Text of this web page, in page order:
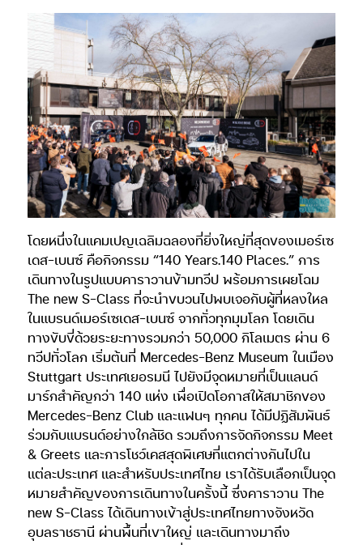
โดยหนึ่งในแคมเปญเฉลิมฉลองที่ยิ่งใหญ่ที่สุดของเมอร์เซ
เดส-เบนซ์ คือกิจกรรม “140 Years.140 Places.” การ
เดินทางในรูปแบบคาราวานข้ามทวีป พร้อมการเผยโฉม
The new S-Class ที่จะนำขบวนไปพบเจอกับผู้ที่หลงใหล
ในแบรนด์เมอร์เซเดส-เบนซ์ จากทั่วทุกมุมโลก โดยเดิน
ทางขับขี่ด้วยระยะทางรวมกว่า 50,000 กิโลเมตร ผ่าน 6
ทวีปทั่วโลก เริ่มต้นที่ Mercedes-Benz Museum ในเมือง
Stuttgart ประเทศเยอรมนี ไปยังมีจุดหมายที่เป็นแลนด์
มาร์กสำคัญกว่า 140 แห่ง เพื่อเปิดโอกาสให้สมาชิกของ
Mercedes-Benz Club และแฟนๆ ทุกคน ได้มีปฏิสัมพันธ์
ร่วมกับแบรนด์อย่างใกล้ชิด รวมถึงการจัดกิจกรรม Meet
& Greets และการโชว์เคสสุดพิเศษที่แตกต่างกันไปใน
แต่ละประเทศ และสำหรับประเทศไทย เราได้รับเลือกเป็นจุด
หมายสำคัญของการเดินทางในครั้งนี้ ซึ่งคาราวาน The
new S-Class ได้เดินทางเข้าสู่ประเทศไทยทางจังหวัด
อุบลราชธานี ผ่านพื้นที่เขาใหญ่ และเดินทางมาถึง